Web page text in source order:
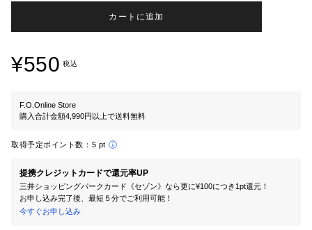
カートに追加
¥550 税込
F.O.Online Store
購入合計金額4,990円以上で送料無料
取得予定ポイント数： 5 pt
提携クレジットカードで還元率UP
三井ショッピングパークカード《セゾン》なら更に¥100につき1pt還元！
お申し込み完了後、最短５分でご利用可能！
今すぐお申し込み